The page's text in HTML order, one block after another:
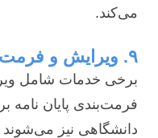
می‌کند.
۹. ویرایش و فرمت‌بندی
برخی خدمات شامل
فرمت‌بندی پایان نامه
دانشگاهی نیز می‌شوند